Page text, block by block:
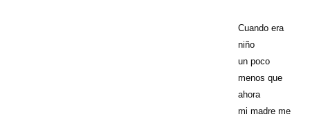
Cuando era
niño
un poco
menos que
ahora
mi madre me